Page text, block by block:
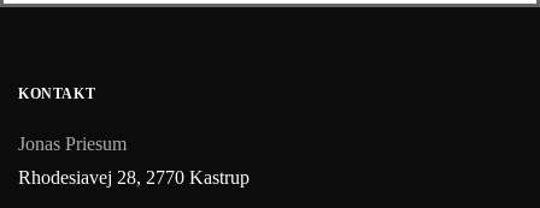
KONTAKT
Jonas Priesum
Rhodesiavej 28, 2770 Kastrup